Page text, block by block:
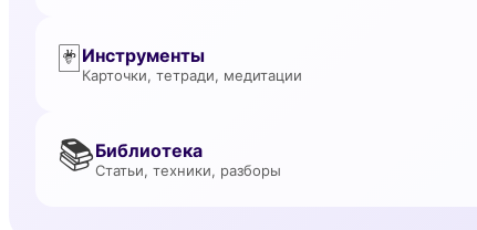
🃏Инструменты
Карточки, тетради, медитации
📚Библиотека
Статьи, техники, разборы